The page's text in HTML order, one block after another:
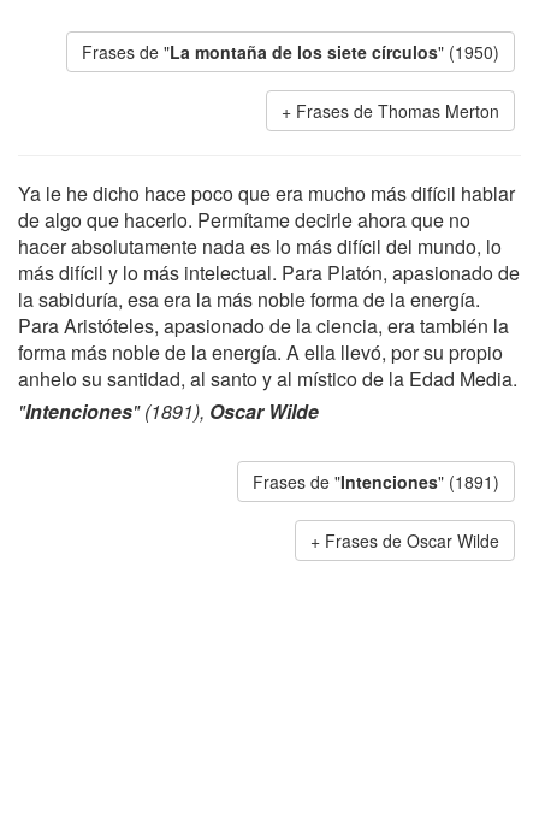
Frases de "La montaña de los siete círculos" (1950)
Frases de Thomas Merton
Ya le he dicho hace poco que era mucho más difícil hablar
de algo que hacerlo. Permítame decirle ahora que no
hacer absolutamente nada es lo más difícil del mundo, lo
más difícil y lo más intelectual. Para Platón, apasionado de
la sabiduría, esa era la más noble forma de la energía.
Para Aristóteles, apasionado de la ciencia, era también la
forma más noble de la energía. A ella llevó, por su propio
anhelo su santidad, al santo y al místico de la Edad Media.
"Intenciones" (1891), Oscar Wilde
Frases de "Intenciones" (1891)
Frases de Oscar Wilde